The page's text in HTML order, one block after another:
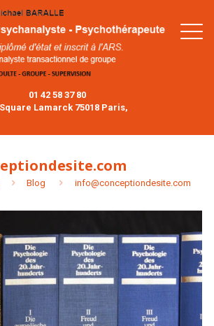
01 42 58 37 80
Lamarck 75018 Paris,
Blog info@conceptiondesite.com